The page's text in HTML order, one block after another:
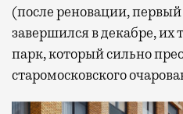
(после реновации, первый
завершился в декабре,
парк, который сильно
старомосковского